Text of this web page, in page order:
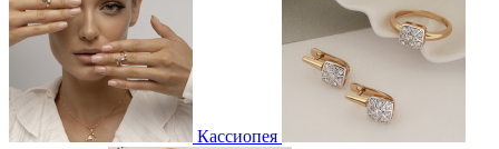
Кассиопея